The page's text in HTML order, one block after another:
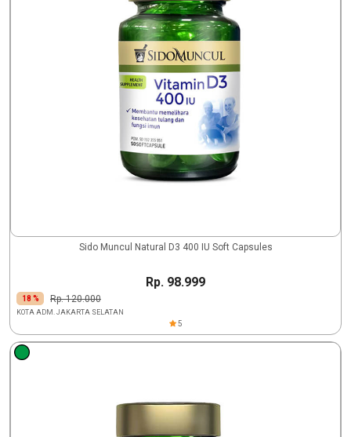
Sido Muncul Natural D3 400 IU Soft Capsules
Rp. 98.999
18 % Rp. 120.000
KOTA ADM. JAKARTA SELATAN
5